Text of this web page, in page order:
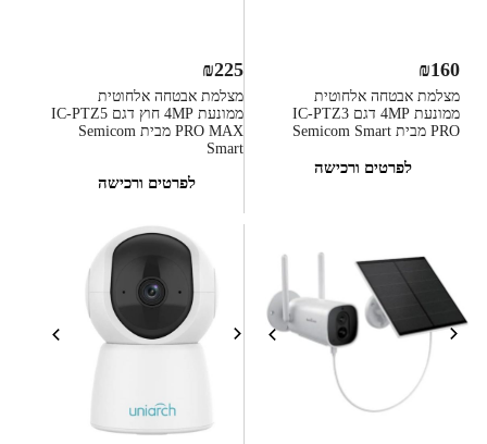
מצלמת אבטחה אלחוטית
ממונעת 4MP דגם IC-PTZ3
PRO מבית Semicom Smart
₪160
לפרטים ורכישה
מצלמת אבטחה אלחוטית
ממונעת 4MP חוץ דגם IC-PTZ5
PRO MAX מבית Semicom
Smart
₪225
לפרטים ורכישה